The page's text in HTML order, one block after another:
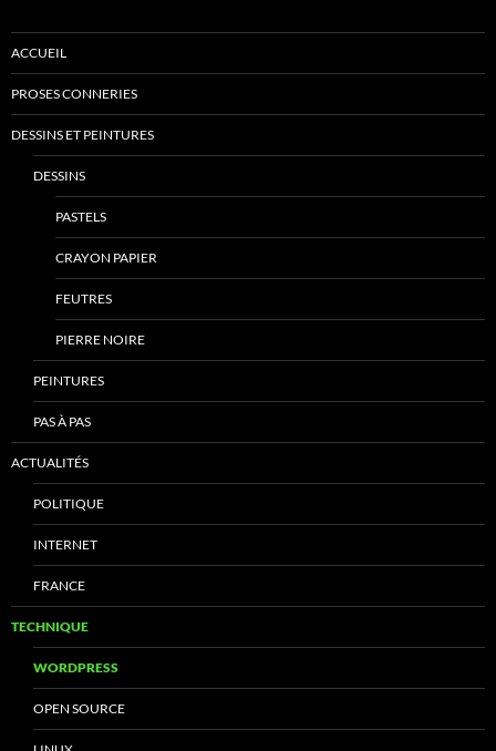
ACCUEIL
PROSES CONNERIES
DESSINS ET PEINTURES
DESSINS
PASTELS
CRAYON PAPIER
FEUTRES
PIERRE NOIRE
PEINTURES
PAS À PAS
ACTUALITÉS
POLITIQUE
INTERNET
FRANCE
TECHNIQUE
WORDPRESS
OPEN SOURCE